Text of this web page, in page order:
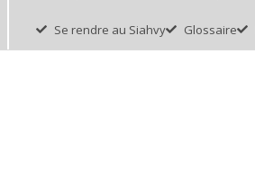
Se rendre au Siahvy Glossaire